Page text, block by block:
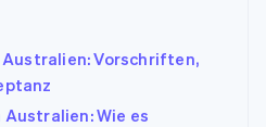
Vorschriften,
Wie es